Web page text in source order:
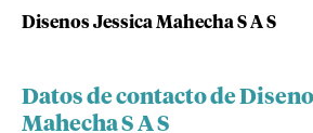
Disenos Jessica Mahecha S A S
Datos de contacto de
Mahecha S A S